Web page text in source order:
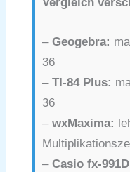
–Geogebra:
36
–TI-84 Plus:
36
–wxMaxima:
–Casio fx-